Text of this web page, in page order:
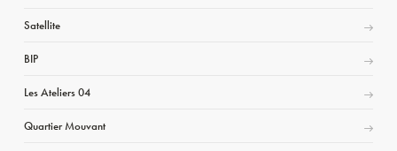
Satellite
BIP
Les Ateliers 04
Quartier Mouvant